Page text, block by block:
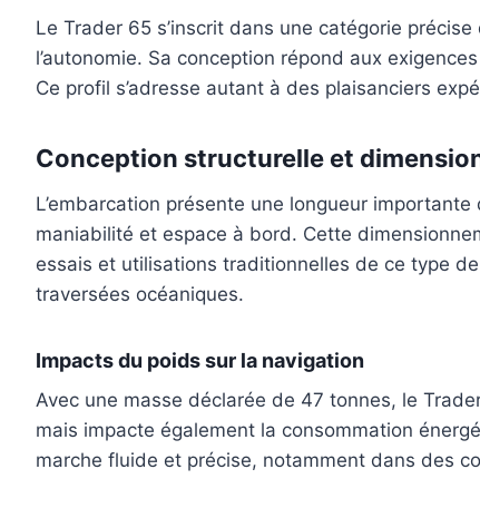
Le Trader 65 s’inscrit dans une catégorie
l’autonomie. Sa conception répond aux
Ce profil s’adresse autant à des plaisanciers
Conception structurelle et
L’embarcation présente une longueur
maniabilité et espace à bord. Cette
essais et utilisations traditionnelles de ce type
traversées océaniques.
Impacts du poids sur la navigation
Avec une masse déclarée de 47 tonnes, le
mais impacte également la consommation
marche fluide et précise, notamment dans des